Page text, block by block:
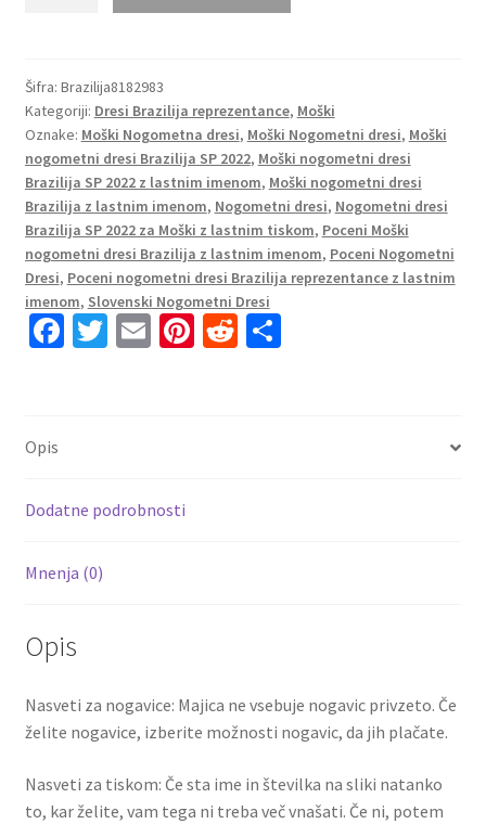
Gostujoči
SP
2022
Kratek
Rokav
NEYMAR
JR.10
količina
Šifra: Brazilija8182983
Kategoriji: Dresi Brazilija reprezentance, Moški
Oznake: Moški Nogometna dresi, Moški Nogometni dresi, Moški
nogometni dresi Brazilija SP 2022, Moški nogometni dresi
Brazilija SP 2022 z lastnim imenom, Moški nogometni dresi
Brazilija z lastnim imenom, Nogometni dresi, Nogometni dresi
Brazilija SP 2022 za Moški z lastnim tiskom, Poceni Moški
nogometni dresi Brazilija z lastnim imenom, Poceni Nogometni
Dresi, Poceni nogometni dresi Brazilija reprezentance z lastnim
imenom, Slovenski Nogometni Dresi
Fa
k
T E Pi R S
Opis
Dodatne podrobnosti
Mnenja (0)
Opis
Nasveti za nogavice: Majica ne vsebuje nogavic privzeto. Če
želite nogavice, izberite možnosti nogavic, da jih plačate.
Nasveti za tiskom: Če sta ime in številka na sliki natanko
to, kar želite, vam tega ni treba več vnašati. Če ni, potem